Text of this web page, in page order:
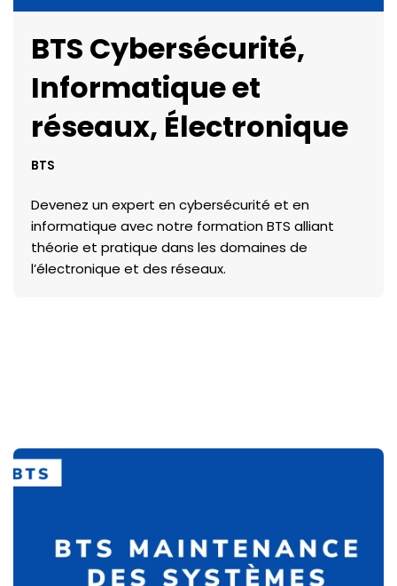
BTS Cybersécurité,
Informatique et
réseaux, Électronique
BTS
Devenez un expert en cybersécurité et en
informatique avec notre formation BTS alliant
théorie et pratique dans les domaines de
l’électronique et des réseaux.